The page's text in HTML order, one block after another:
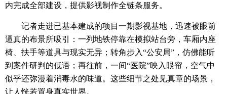
内完成全部建设，提供影视制作全链条服务。
记者走进已基本建成的项目一期影视基地，迅速被眼前
逼真的布景所吸引：一列地铁停靠在模拟站台旁，车厢内座
椅、扶手等道具与现实无异；转角步入“公安局”，仿佛能听
到案件研判的低语；再往前，一间“医院”映入眼帘，空气中
似乎还弥漫着消毒水的味道。这些细节之处见真章的场景，
让人恍若置身真实世界。